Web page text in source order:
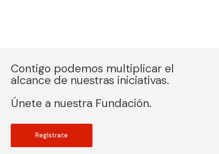
Contigo podemos multiplicar el
alcance de nuestras iniciativas.
Únete a nuestra Fundación.
Regístrate